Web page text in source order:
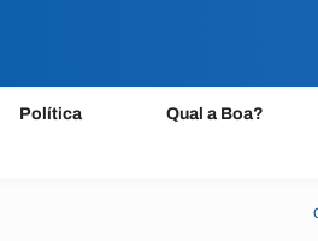
Política Qual a Boa?